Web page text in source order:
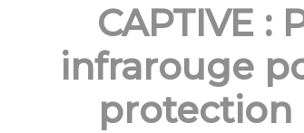
CAPTIVE :
infrarouge